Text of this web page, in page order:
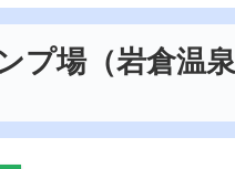
プ場（岩倉温泉